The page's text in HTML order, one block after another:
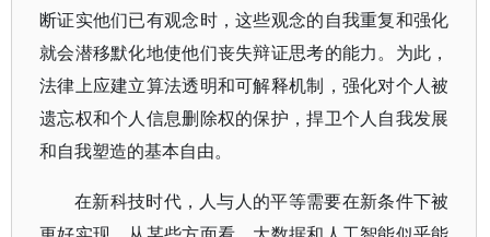
断证实他们已有观念时，这些观念的自我重复和强化
就会潜移默化地使他们丧失辩证思考的能力。为此，
法律上应建立算法透明和可解释机制，强化对个人被
遗忘权和个人信息删除权的保护，捍卫个人自我发展
和自我塑造的基本自由。
在新科技时代，人与人的平等需要在新条件下被